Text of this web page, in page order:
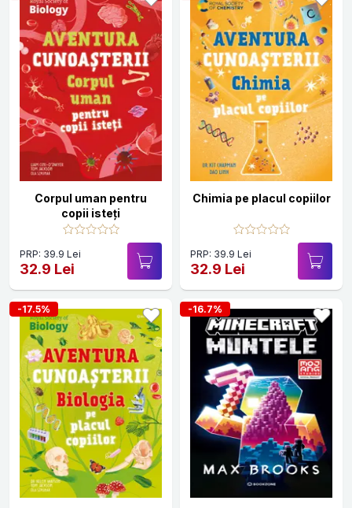
Corpul uman pentru
copii isteți
PRP: 39.9 Lei
32.9 Lei
Chimia pe placul copiilor
PRP: 39.9 Lei
32.9 Lei
-17.5% -16.7%